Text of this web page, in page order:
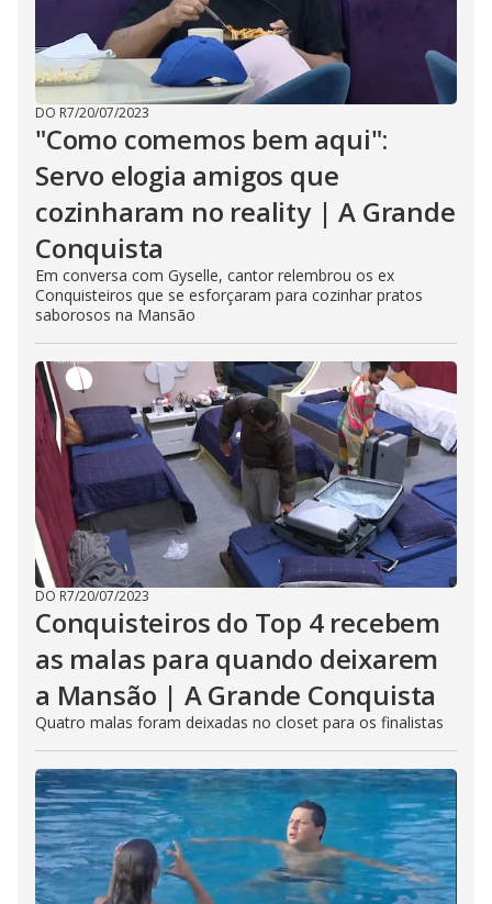
DO R7/20/07/2023
"Como comemos bem aqui":
Servo elogia amigos que
cozinharam no reality | A Grande
Conquista
Em conversa com Gyselle, cantor relembrou os ex
Conquisteiros que se esforçaram para cozinhar pratos
saborosos na Mansão
DO R7/20/07/2023
Conquisteiros do Top 4 recebem
as malas para quando deixarem
a Mansão | A Grande Conquista
Quatro malas foram deixadas no closet para os finalistas